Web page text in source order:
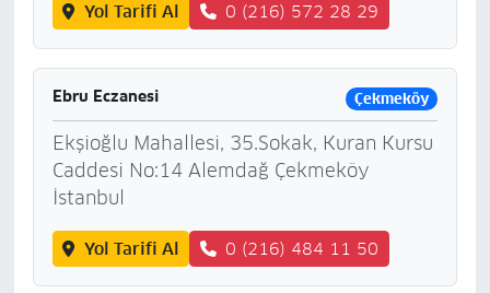
Yol Tarifi Al 0 (216) 572 28 29
Ebru Eczanesi Çekmeköy
Ekşioğlu Mahallesi, 35.Sokak, Kuran Kursu
Caddesi No:14 Alemdağ Çekmeköy
İstanbul
Yol Tarifi Al 0 (216) 484 11 50